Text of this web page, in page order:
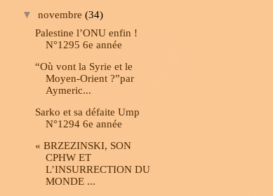
▼ novembre (34)
Palestine l’ONU enfin !
N°1295 6e année
“Où vont la Syrie et le
Moyen-Orient ?”par
Aymeric...
Sarko et sa défaite Ump
N°1294 6e année
« BRZEZINSKI, SON
CPHW ET
L’INSURRECTION DU
MONDE ...